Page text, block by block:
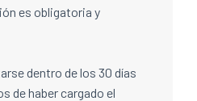
es obligatoria y
dentro de los 30 días
de haber cargado el